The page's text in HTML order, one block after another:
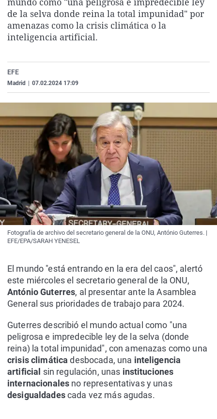
La rosa de los vientos
Gente viajera
Caso
Retornados
Extremadura
Galicia
Virales
Televisión
de la selva donde reina la total impunidad" por
amenazas como la crisis climática o la
inteligencia artificial.
EFE
Madrid 07.02.2024 17:09
Fotografía de archivo del secretario general de la ONU, António Guterres. |
EFE/EPA/SARAH YENESEL
El mundo "está entrando en la era del caos", alertó
este miércoles el secretario general de la ONU,
António Guterres, al presentar ante la Asamblea
General sus prioridades de trabajo para 2024.
Guterres describió el mundo actual como "una
peligrosa e impredecible ley de la selva (donde
reina) la total impunidad", con amenazas como una
crisis climática desbocada, una inteligencia
artificial sin regulación, unas instituciones
internacionales no representativas y unas
desigualdadescada vez más agudas.